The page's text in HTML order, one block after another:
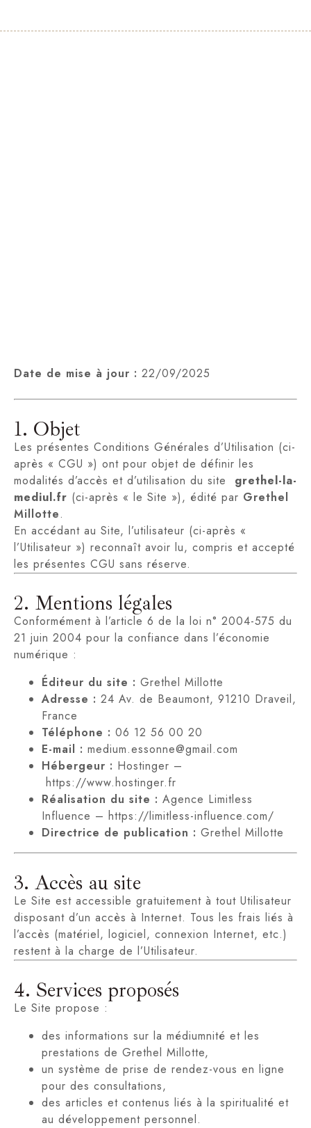
Date de mise à jour : 22/09/2025
1. Objet
Les présentes Conditions Générales d’Utilisation (ci-
après « CGU ») ont pour objet de définir les
modalités d’accès et d’utilisation du site
grethel-la-
mediul.fr (ci-après « le Site »), édité par Grethel
Millotte.
En accédant au Site, l’utilisateur (ci-après «
l’Utilisateur ») reconnaît avoir lu, compris et accepté
les présentes CGU sans réserve.
2. Mentions légales
Conformément à l’article 6 de la loi n° 2004-575 du
21 juin 2004 pour la confiance dans l’économie
numérique :
Éditeur du site : Grethel Millotte
Adresse : 24 Av. de Beaumont, 91210 Draveil,
France
Téléphone : 06 12 56 00 20
E-mail : medium.essonne@gmail.com
Hébergeur : Hostinger –
https://www.hostinger.fr
Réalisation du site : Agence Limitless
Influence – https://limitless-influence.com/
Directrice de publication : Grethel Millotte
3. Accès au site
Le Site est accessible gratuitement à tout Utilisateur
disposant d’un accès à Internet. Tous les frais liés à
l’accès (matériel, logiciel, connexion Internet, etc.)
restent à la charge de l’Utilisateur.
4. Services proposés
Le Site propose :
des informations sur la médiumnité et les
prestations de Grethel Millotte,
un système de prise de rendez-vous en ligne
pour des consultations,
des articles et contenus liés à la spiritualité et
au développement personnel.